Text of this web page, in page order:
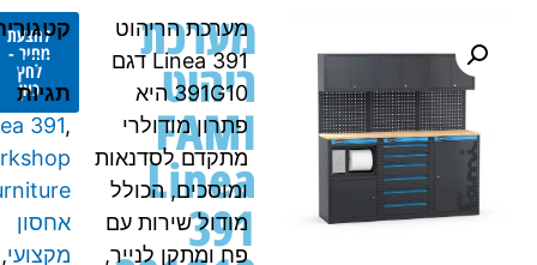
מערכת
ריהוט
FAMI
Linea
391
מערכת הריהוט
Linea 391 דגם
391G10 היא
פתרון מודולרי
מתקדם לסדנאות
ומוסכים, הכולל
מודול שירות עם
פח ומתקן לנייר,
להצעת
מחיר -
כאן
קטגוריה
אחסון
תגיות
Linea 391
workshop
furniture
,
אחסון
מקצועי,